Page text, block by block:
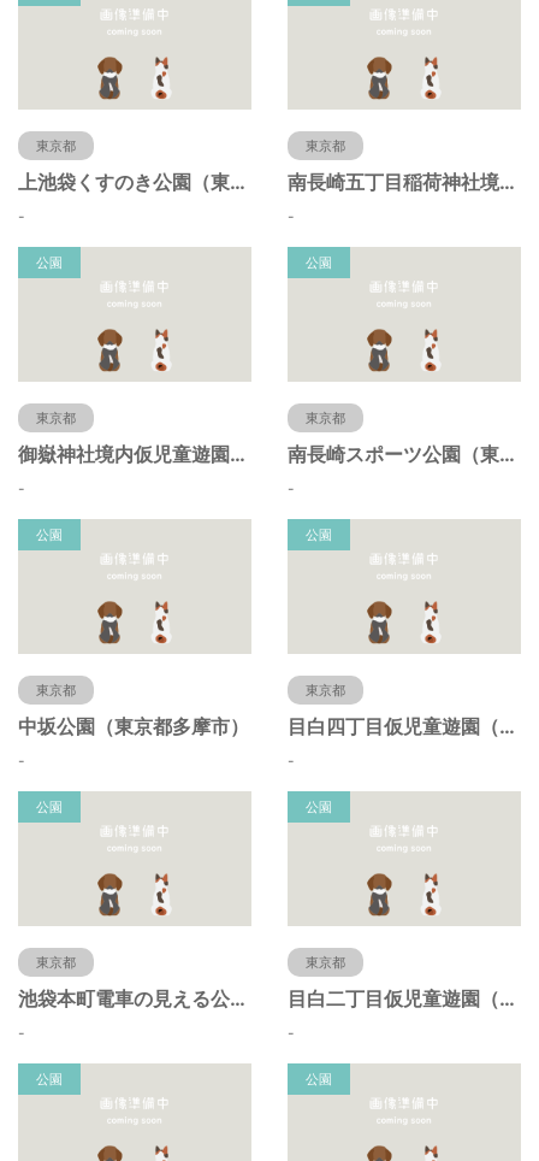
東京都
上池袋くすのき公園（東京都豊島区）
-
東京都
南長崎五丁目稲荷神社境内仮児童遊園（東京都豊島区）
-
公園
東京都
御嶽神社境内仮児童遊園（東京都豊島区）
-
公園
東京都
南長崎スポーツ公園（東京都豊島区）
-
公園
東京都
中坂公園（東京都多摩市）
-
公園
東京都
目白四丁目仮児童遊園（東京都豊島区）
-
公園
東京都
池袋本町電車の見える公園（東京都豊島区）
-
公園
東京都
目白二丁目仮児童遊園（東京都豊島区）
-
公園 公園